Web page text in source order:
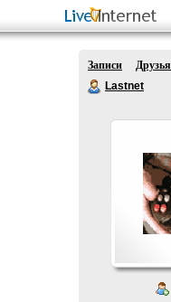
Записи Друзья
Lastnet